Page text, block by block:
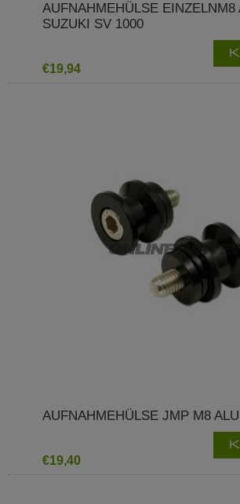
AUFNAHMEHÜLSE EINZELNM8
SUZUKI SV 1000
€19,94
AUFNAHMEHÜLSE JMP M8
€19,40